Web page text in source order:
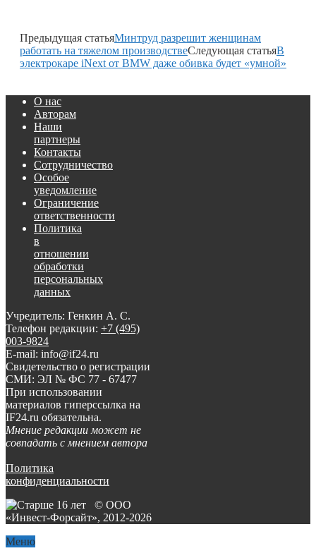
Предыдущая статьяМинтруд разрешит женщинам
работать на тяжелом производствеСледующая статьяВ
электрокаре iNext от BMW даже обивка будет «умной»
О нас
Авторам
Наши
партнеры
Контакты
Сотрудничество
Особое
уведомление
Ограничение
ответственности
Политика
в
отношении
обработки
персональных
данных
Учредитель: Генкин А. С.
Телефон редакции: +7 (495)
003-9824
E-mail: info@if24.ru
Свидетельство о регистрации
СМИ: ЭЛ № ФС 77 - 67477
При использовании
материалов гиперссылка на
IF24.ru обязательна.
Мнение редакции может не
совпадать с мнением автора
Политика
конфиденциальности
© ООО
«Инвест-Форсайт», 2012-2026
Меню